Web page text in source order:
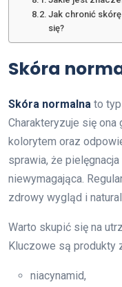
Jak chronić
się?
Skóra
Skóra normalna to
Charakteryzuje się ona
kolorytem oraz
sprawia, że
niewymagająca.
zdrowy wygląd i
Warto skupić się na
Kluczowe są produkty
niacynamid,